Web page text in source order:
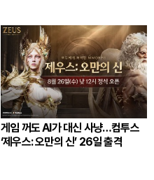
게임 꺼도 AI가 대신 사냥…컴투스
‘제우스: 오만의 신’ 26일 출격